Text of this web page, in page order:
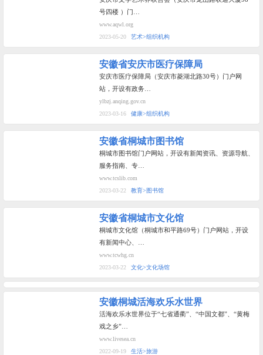
号四楼 ）门…
www.aqwl.org
2023-05-20
艺术>组织机构
安徽省安庆市医疗保障局
安庆市医疗保障局（安庆市菱湖北路30号）门户网
站，开设有政务…
ylbzj.anqing.gov.cn
2023-03-16
健康>组织机构
安徽省桐城市图书馆
桐城市图书馆门户网站，开设有新闻资讯、资源导航、
服务指南、专…
www.tcslib.com
2023-03-22
教育>图书馆
安徽省桐城市文化馆
桐城市文化馆（桐城市和平路69号）门户网站，开设
有新闻中心、…
www.tcwhg.cn
2023-03-22
文化>文化场馆
安徽桐城活海欢乐水世界
活海欢乐水世界位于“七省通衢”、“中国文都”、“黄梅
戏之乡”…
www.livesea.cn
2022-09-19
生活>旅游